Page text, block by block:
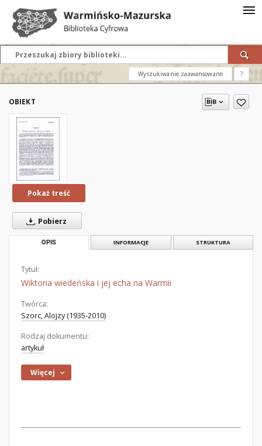
Wyszukiwanie zaawansowane ?
OBIEKT
Pokaż treść
Pobierz
OPIS INFORMACJE STRUKTURA
Tytuł:
Wiktoria wiedeńska i jej echa na Warmii
Twórca:
Szorc, Alojzy (1935-2010)
Rodzaj dokumentu:
artykuł
Więcej